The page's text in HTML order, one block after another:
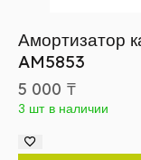
Амортизатор
AM5853
5 000 ₸
3 шт в наличии